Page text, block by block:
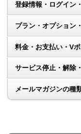
登録情報・ログイン
プラン・オプション
料金・お支払い・V
サービス停止・解除
メールマガジンの種